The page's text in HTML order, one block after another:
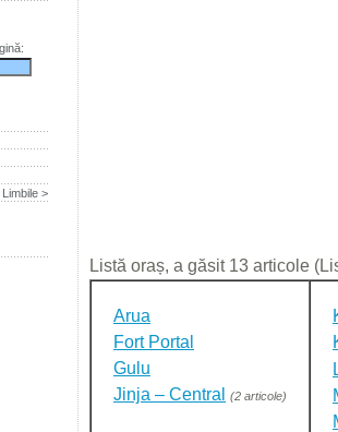
Listă oraș, a găsit 13 articole
Arua
Fort Portal
Gulu
Jinja – Central
(2 articole)
>